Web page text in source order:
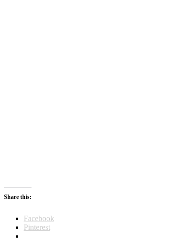
Share this:
Facebook
Pinterest